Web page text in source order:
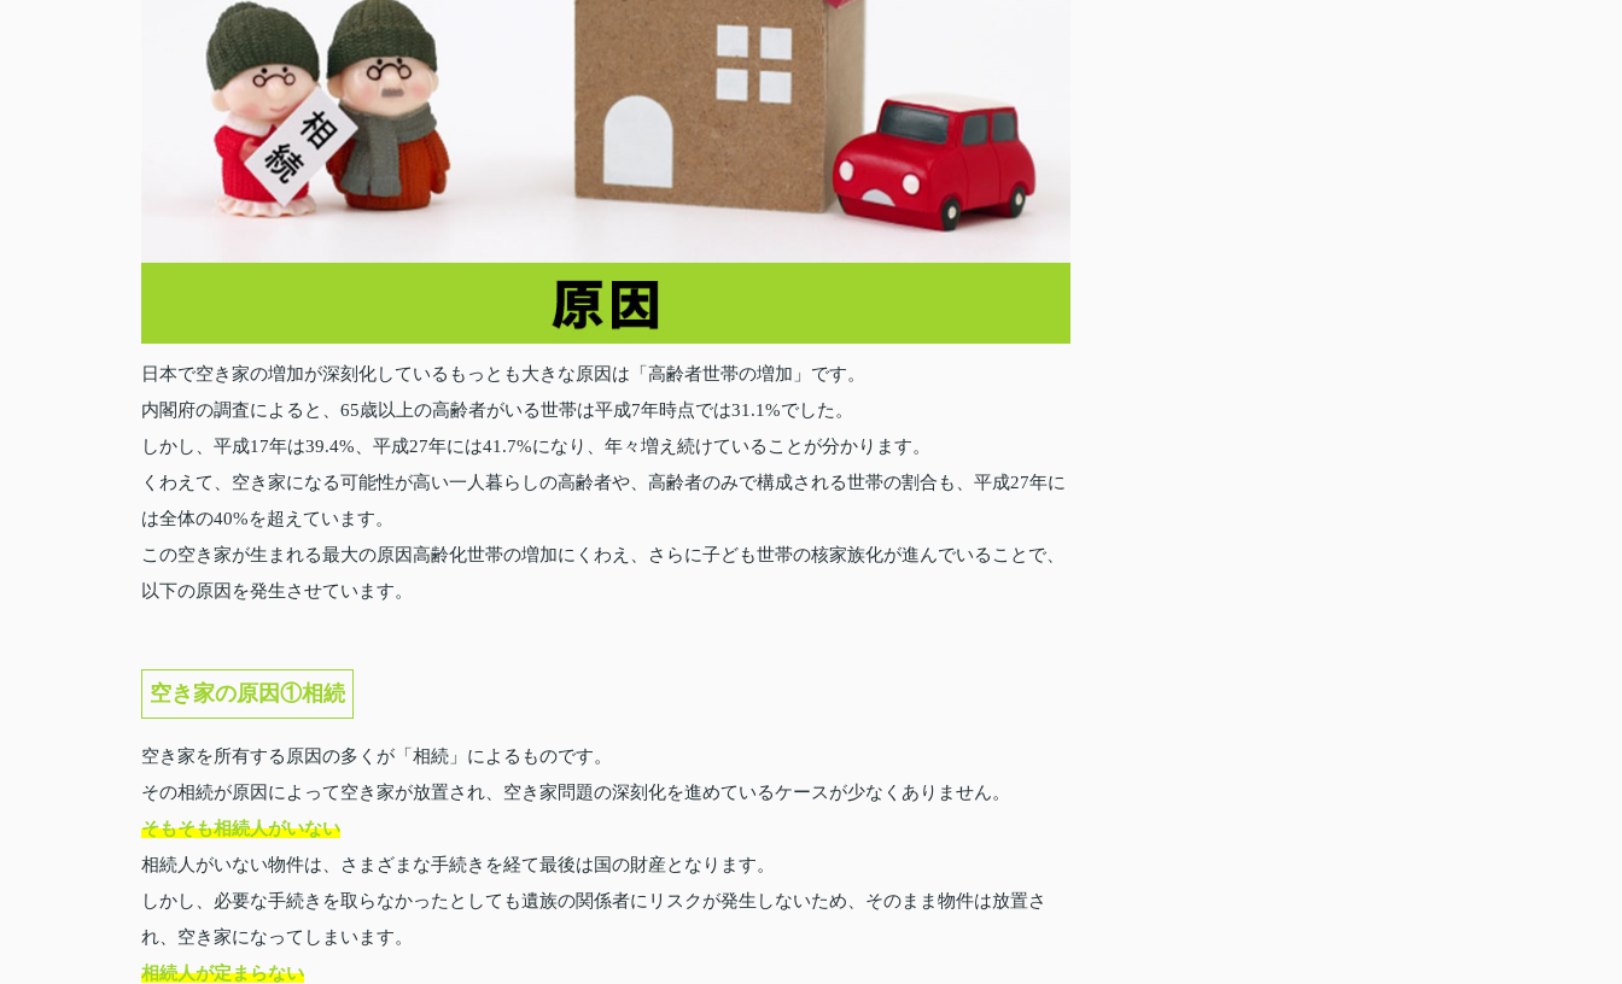
日本で空き家の増加が深刻化しているもっとも大きな原因は「高齢者世帯の増加」です。
内閣府の調査によると、65歳以上の高齢者がいる世帯は平成7年時点では31.1%でした。
しかし、平成17年は39.4%、平成27年には41.7%になり、年々増え続けていることが分かります。
くわえて、空き家になる可能性が高い一人暮らしの高齢者や、高齢者のみで構成される世帯の割合も、平成27年に
は全体の40%を超えています。
この空き家が生まれる最大の原因高齢化世帯の増加にくわえ、さらに子ども世帯の核家族化が進んでいることで、
以下の原因を発生させています。
空き家の原因①相続
空き家を所有する原因の多くが「相続」によるものです。
その相続が原因によって空き家が放置され、空き家問題の深刻化を進めているケースが少なくありません。
そもそも相続人がいない
相続人がいない物件は、さまざまな手続きを経て最後は国の財産となります。
しかし、必要な手続きを取らなかったとしても遺族の関係者にリスクが発生しないため、そのまま物件は放置さ
れ、空き家になってしまいます。
相続人が定まらない